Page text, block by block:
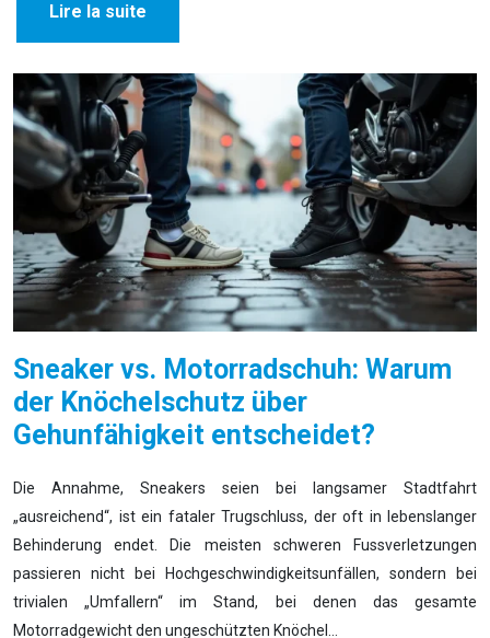
Lire la suite
Sneaker vs. Motorradschuh: Warum
der Knöchelschutz über
Gehunfähigkeit entscheidet?
Die Annahme, Sneakers seien bei langsamer Stadtfahrt
„ausreichend“, ist ein fataler Trugschluss, der oft in lebenslanger
Behinderung endet. Die meisten schweren Fussverletzungen
passieren nicht bei Hochgeschwindigkeitsunfällen, sondern bei
trivialen „Umfallern“ im Stand, bei denen das gesamte
Motorradgewicht den ungeschützten Knöchel…